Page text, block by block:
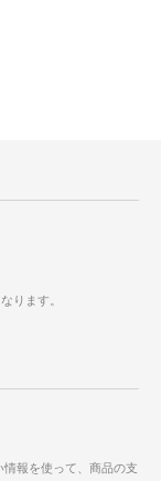
ります。
報を使って、商品の支